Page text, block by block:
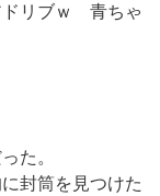
ドリブｗ 青ちゃ
た。
封筒を見つけた